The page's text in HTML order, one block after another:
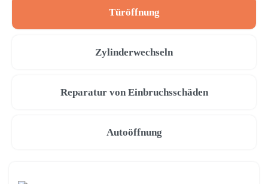
Türöffnung
Zylinderwechseln
Reparatur von Einbruchsschäden
Autoöffnung